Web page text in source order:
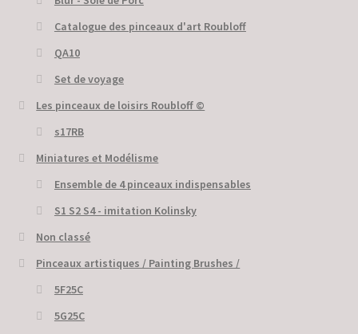
Catalogue des pinceaux d'art Roubloff
QA10
Set de voyage
Les pinceaux de loisirs Roubloff ©
s17RB
Miniatures et Modélisme
Ensemble de 4 pinceaux indispensables
S1 S2 S4 - imitation Kolinsky
Non classé
Pinceaux artistiques / Painting Brushes /
5F25C
5G25C